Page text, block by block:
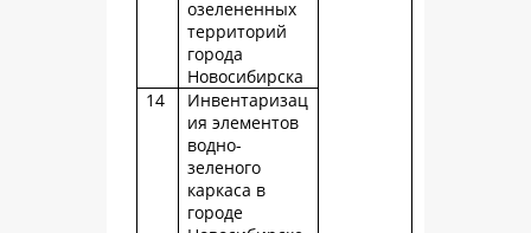
озелененных
территорий
города
Новосибирска
14
Инвентаризац
ия элементов
водно-
зеленого
каркаса в
городе